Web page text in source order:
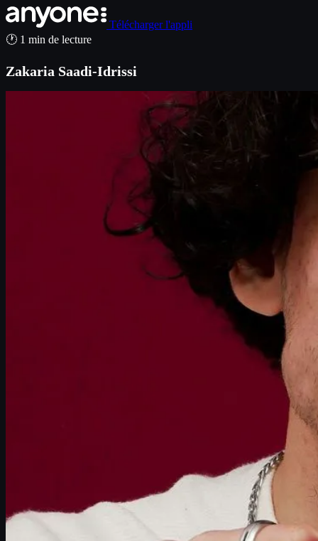
Télécharger l'appli
🕐 1 min de lecture
Zakaria Saadi-Idrissi